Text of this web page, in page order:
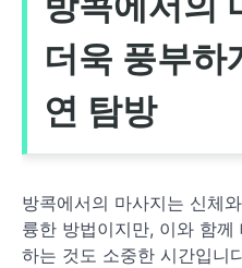
더욱 풍부하
연 탐방
방콕에서의 마사지는 신체
륭한 방법이지만, 이와 함
하는 것도 소중한 시간입니